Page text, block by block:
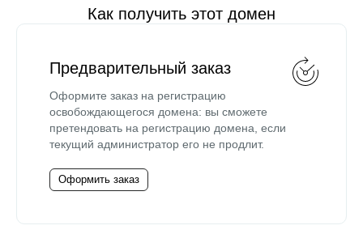
Как получить этот домен
Предварительный заказ
Оформите заказ на регистрацию
освобождающегося домена: вы сможете
претендовать на регистрацию домена, если
текущий администратор его не продлит.
Оформить заказ